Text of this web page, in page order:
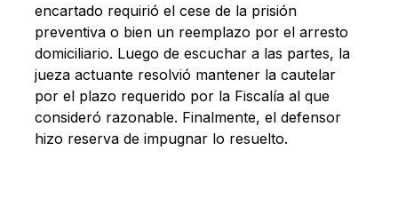
encartado requirió el cese de la prisión
preventiva o bien un reemplazo por el arresto
domiciliario. Luego de escuchar a las partes, la
jueza actuante resolvió mantener la cautelar
por el plazo requerido por la Fiscalía al que
consideró razonable. Finalmente, el defensor
hizo reserva de impugnar lo resuelto.